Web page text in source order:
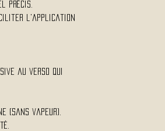
précis.
l'application
au verso qui
(sans vapeur).